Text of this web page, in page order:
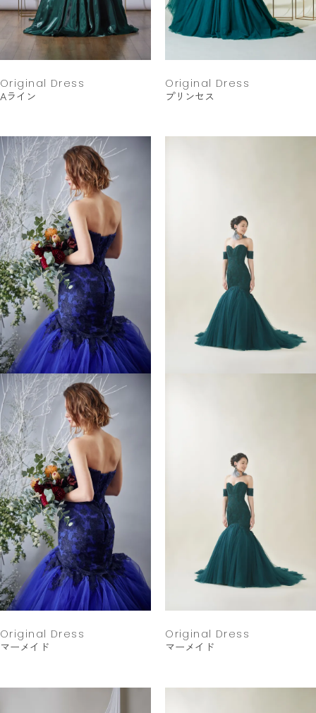
Original Dress
Aライン
Original Dress
プリンセス
Original Dress
マーメイド
Original Dress
マーメイド